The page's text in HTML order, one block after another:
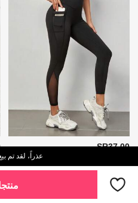
SR37.00
عذراً، لقد تم